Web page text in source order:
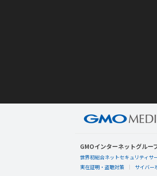
GMOインターネットグルー
世界初総合ネットセキュリティサ
実在証明・盗聴対策
サイバー